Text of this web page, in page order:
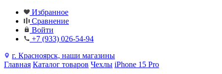
Избранное
Сравнение
Войти
+7 (933) 026-54-94
г. Красноярск, наши магазины
Главная Каталог товаров Чехлы iPhone 15 Pro